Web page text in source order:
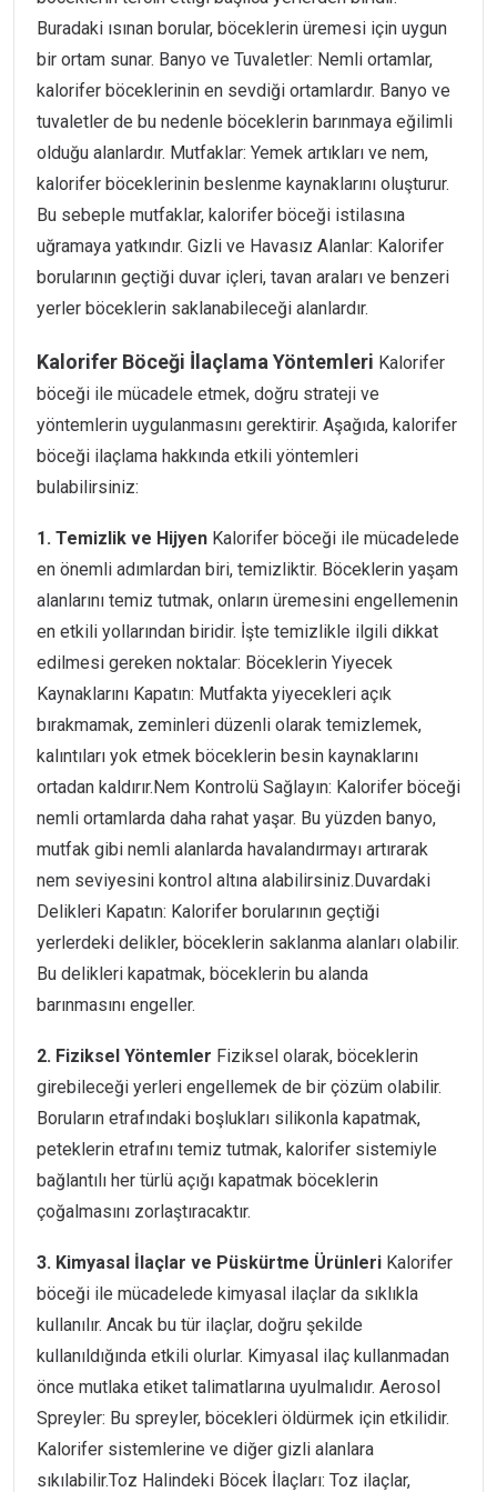
Buradaki ısınan borular, böceklerin üremesi için uygun
bir ortam sunar. Banyo ve Tuvaletler: Nemli ortamlar,
kalorifer böceklerinin en sevdiği ortamlardır. Banyo ve
tuvaletler de bu nedenle böceklerin barınmaya eğilimli
olduğu alanlardır. Mutfaklar: Yemek artıkları ve nem,
kalorifer böceklerinin beslenme kaynaklarını oluşturur.
Bu sebeple mutfaklar, kalorifer böceği istilasına
uğramaya yatkındır. Gizli ve Havasız Alanlar: Kalorifer
borularının geçtiği duvar içleri, tavan araları ve benzeri
yerler böceklerin saklanabileceği alanlardır.
Kalorifer Böceği İlaçlama Yöntemleri Kalorifer
böceği ile mücadele etmek, doğru strateji ve
yöntemlerin uygulanmasını gerektirir. Aşağıda, kalorifer
böceği ilaçlama hakkında etkili yöntemleri
bulabilirsiniz:
1. Temizlik ve Hijyen Kalorifer böceği ile mücadelede
en önemli adımlardan biri, temizliktir. Böceklerin yaşam
alanlarını temiz tutmak, onların üremesini engellemenin
en etkili yollarından biridir. İşte temizlikle ilgili dikkat
edilmesi gereken noktalar: Böceklerin Yiyecek
Kaynaklarını Kapatın: Mutfakta yiyecekleri açık
bırakmamak, zeminleri düzenli olarak temizlemek,
kalıntıları yok etmek böceklerin besin kaynaklarını
ortadan kaldırır.Nem Kontrolü Sağlayın: Kalorifer böceği
nemli ortamlarda daha rahat yaşar. Bu yüzden banyo,
mutfak gibi nemli alanlarda havalandırmayı artırarak
nem seviyesini kontrol altına alabilirsiniz.Duvardaki
Delikleri Kapatın: Kalorifer borularının geçtiği
yerlerdeki delikler, böceklerin saklanma alanları olabilir.
Bu delikleri kapatmak, böceklerin bu alanda
barınmasını engeller.
2. Fiziksel Yöntemler Fiziksel olarak, böceklerin
girebileceği yerleri engellemek de bir çözüm olabilir.
Boruların etrafındaki boşlukları silikonla kapatmak,
peteklerin etrafını temiz tutmak, kalorifer sistemiyle
bağlantılı her türlü açığı kapatmak böceklerin
çoğalmasını zorlaştıracaktır.
3. Kimyasal İlaçlar ve Püskürtme Ürünleri Kalorifer
böceği ile mücadelede kimyasal ilaçlar da sıklıkla
kullanılır. Ancak bu tür ilaçlar, doğru şekilde
kullanıldığında etkili olurlar. Kimyasal ilaç kullanmadan
önce mutlaka etiket talimatlarına uyulmalıdır. Aerosol
Spreyler: Bu spreyler, böcekleri öldürmek için etkilidir.
Kalorifer sistemlerine ve diğer gizli alanlara
sıkılabilir.Toz Halindeki Böcek İlaçları: Toz ilaçlar,